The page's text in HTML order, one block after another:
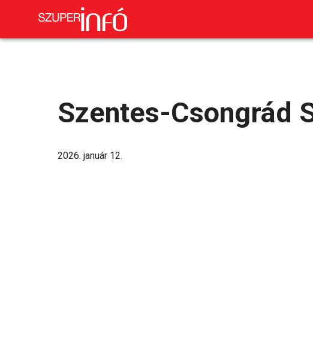
Szentes-Csongrád
2026. január 12.